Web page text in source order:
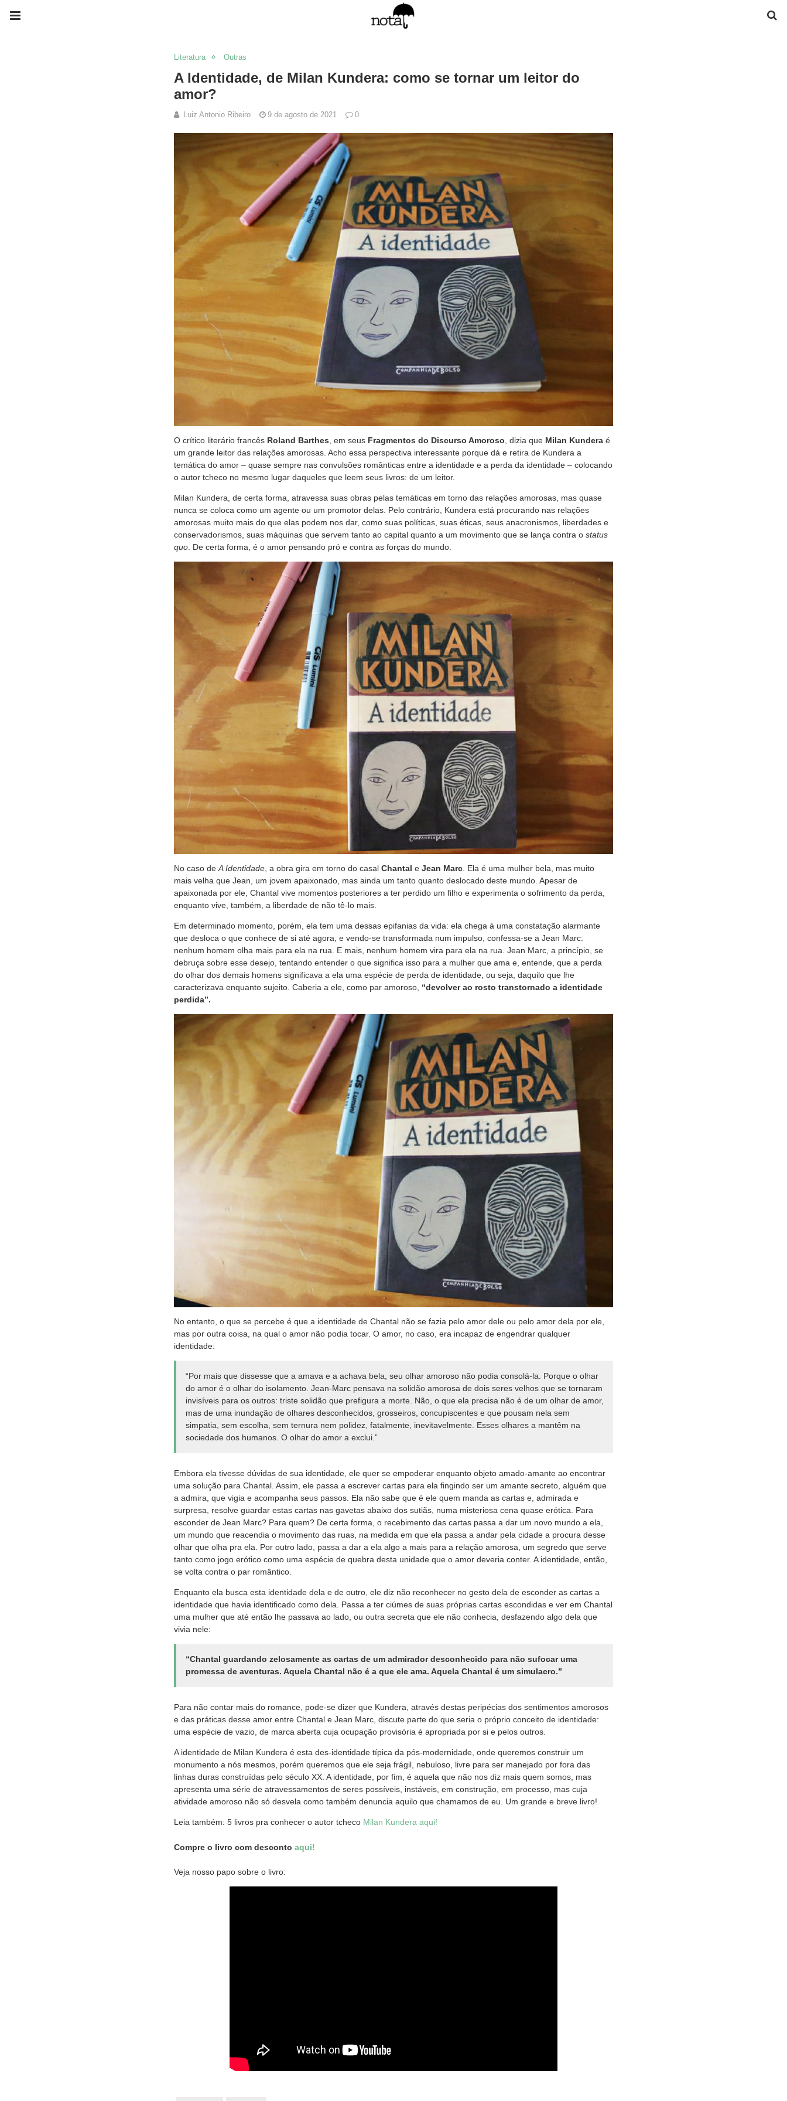
Literatura Outras
A Identidade, de Milan Kundera: como se tornar um leitor do
amor?
Luiz Antonio Ribeiro 9 de agosto de 2021 0
O crítico literário francês Roland Barthes , em seus Fragmentos do Discurso Amoroso , dizia que Milan Kundera é
um grande leitor das relações amorosas. Acho essa perspectiva interessante porque dá e retira de Kundera a
temática do amor – quase sempre nas convulsões românticas entre a identidade e a perda da identidade – colocando
o autor tcheco no mesmo lugar daqueles que leem seus livros: de um leitor.
Milan Kundera, de certa forma, atravessa suas obras pelas temáticas em torno das relações amorosas, mas quase
nunca se coloca como um agente ou um promotor delas. Pelo contrário, Kundera está procurando nas relações
amorosas muito mais do que elas podem nos dar, como suas políticas, suas éticas, seus anacronismos, liberdades e
conservadorismos, suas máquinas que servem tanto ao capital quanto a um movimento que se lança contra o status
quo . De certa forma, é o amor pensando pró e contra as forças do mundo.
No caso de A Identidade , a obra gira em torno do casal Chantal e Jean Marc . Ela é uma mulher bela, mas muito
mais velha que Jean, um jovem apaixonado, mas ainda um tanto quanto deslocado deste mundo. Apesar de
apaixonada por ele, Chantal vive momentos posteriores a ter perdido um filho e experimenta o sofrimento da perda,
enquanto vive, também, a liberdade de não tê-lo mais.
Em determinado momento, porém, ela tem uma dessas epifanias da vida: ela chega à uma constatação alarmante
que desloca o que conhece de si até agora, e vendo-se transformada num impulso, confessa-se a Jean Marc:
nenhum homem olha mais para ela na rua. E mais, nenhum homem vira para ela na rua. Jean Marc, a princípio, se
debruça sobre esse desejo, tentando entender o que significa isso para a mulher que ama e, entende, que a perda
do olhar dos demais homens significava a ela uma espécie de perda de identidade, ou seja, daquilo que lhe
caracterizava enquanto sujeito. Caberia a ele, como par amoroso, “devolver ao rosto transtornado a identidade
perdida”.
No entanto, o que se percebe é que a identidade de Chantal não se fazia pelo amor dele ou pelo amor dela por ele,
mas por outra coisa, na qual o amor não podia tocar. O amor, no caso, era incapaz de engendrar qualquer
identidade:
“Por mais que dissesse que a amava e a achava bela, seu olhar amoroso não podia consolá-la. Porque o olhar
do amor é o olhar do isolamento. Jean-Marc pensava na solidão amorosa de dois seres velhos que se tornaram
invisíveis para os outros: triste solidão que prefigura a morte. Não, o que ela precisa não é de um olhar de amor,
mas de uma inundação de olhares desconhecidos, grosseiros, concupiscentes e que pousam nela sem
simpatia, sem escolha, sem ternura nem polidez, fatalmente, inevitavelmente. Esses olhares a mantêm na
sociedade dos humanos. O olhar do amor a exclui.”
Embora ela tivesse dúvidas de sua identidade, ele quer se empoderar enquanto objeto amado-amante ao encontrar
uma solução para Chantal. Assim, ele passa a escrever cartas para ela fingindo ser um amante secreto, alguém que
a admira, que vigia e acompanha seus passos. Ela não sabe que é ele quem manda as cartas e, admirada e
surpresa, resolve guardar estas cartas nas gavetas abaixo dos sutiãs, numa misteriosa cena quase erótica. Para
esconder de Jean Marc? Para quem? De certa forma, o recebimento das cartas passa a dar um novo mundo a ela,
um mundo que reacendia o movimento das ruas, na medida em que ela passa a andar pela cidade a procura desse
olhar que olha pra ela. Por outro lado, passa a dar a ela algo a mais para a relação amorosa, um segredo que serve
tanto como jogo erótico como uma espécie de quebra desta unidade que o amor deveria conter. A identidade, então,
se volta contra o par romântico.
Enquanto ela busca esta identidade dela e de outro, ele diz não reconhecer no gesto dela de esconder as cartas a
identidade que havia identificado como dela. Passa a ter ciúmes de suas próprias cartas escondidas e ver em Chantal
uma mulher que até então lhe passava ao lado, ou outra secreta que ele não conhecia, desfazendo algo dela que
vivia nele:
“Chantal guardando zelosamente as cartas de um admirador desconhecido para não sufocar uma
promessa de aventuras. Aquela Chantal não é a que ele ama. Aquela Chantal é um simulacro.”
Para não contar mais do romance, pode-se dizer que Kundera, através destas peripécias dos sentimentos amorosos
e das práticas desse amor entre Chantal e Jean Marc, discute parte do que seria o próprio conceito de identidade:
uma espécie de vazio, de marca aberta cuja ocupação provisória é apropriada por si e pelos outros.
A identidade de Milan Kundera é esta des-identidade típica da pós-modernidade, onde queremos construir um
monumento a nós mesmos, porém queremos que ele seja frágil, nebuloso, livre para ser manejado por fora das
linhas duras construídas pelo século XX. A identidade, por fim, é aquela que não nos diz mais quem somos, mas
apresenta uma série de atravessamentos de seres possíveis, instáveis, em construção, em processo, mas cuja
atividade amoroso não só desvela como também denuncia aquilo que chamamos de eu. Um grande e breve livro!
Leia também: 5 livros pra conhecer o autor tcheco Milan Kundera aqui!
Compre o livro com desconto aqui!
Veja nosso papo sobre o livro: